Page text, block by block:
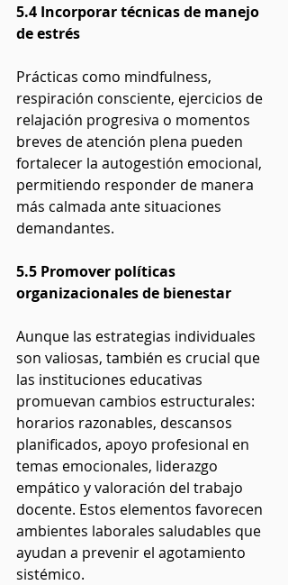
5.4 Incorporar técnicas de manejo
de estrés
Prácticas como mindfulness,
respiración consciente, ejercicios de
relajación progresiva o momentos
breves de atención plena pueden
fortalecer la autogestión emocional,
permitiendo responder de manera
más calmada ante situaciones
demandantes.
5.5 Promover políticas
organizacionales de bienestar
Aunque las estrategias individuales
son valiosas, también es crucial que
las instituciones educativas
promuevan cambios estructurales:
horarios razonables, descansos
planificados, apoyo profesional en
temas emocionales, liderazgo
empático y valoración del trabajo
docente. Estos elementos favorecen
ambientes laborales saludables que
ayudan a prevenir el agotamiento
sistémico.